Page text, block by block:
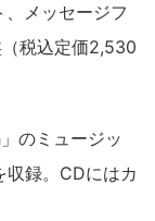
、メッセージフ
税込定価2,530
のミュージッ
収録。CDにはカ